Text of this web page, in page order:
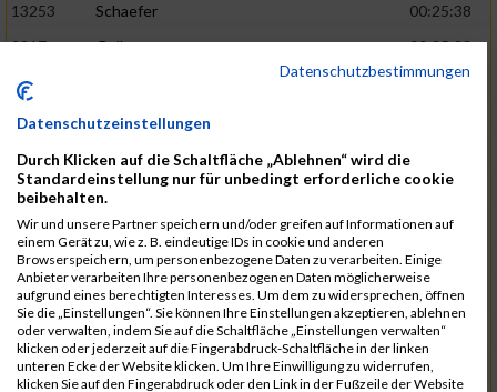
13253
Schaefer
00:25:38
2317
Golbar
00:25:38
5561
00:25:38
12006
Laudien
9273
Nicotra
7717
Lades
00:25:38
15581
Adamczak
00:25:38
3162
Heilig
00:25:39
3107
Schork
00:25:40
5888
Regneri
00:25:41
8971
Bien 00:25:42
Datenschutzbestimmungen
Datenschutzeinstellungen
Durch Klicken auf die Schaltfläche „Ablehnen“ wird die
Standardeinstellung nur für unbedingt erforderliche cookie
beibehalten.
Wir und unsere Partner speichern und/oder greifen auf Informationen auf
einem Gerät zu, wie z. B. eindeutige IDs in cookie und anderen
Browserspeichern, um personenbezogene Daten zu verarbeiten. Einige
Anbieter verarbeiten Ihre personenbezogenen Daten möglicherweise
aufgrund eines berechtigten Interesses. Um dem zu widersprechen, öffnen
Sie die „Einstellungen“. Sie können Ihre Einstellungen akzeptieren, ablehnen
oder verwalten, indem Sie auf die Schaltfläche „Einstellungen verwalten“
klicken oder jederzeit auf die Fingerabdruck-Schaltfläche in der linken
unteren Ecke der Website klicken. Um Ihre Einwilligung zu widerrufen,
klicken Sie auf den Fingerabdruck oder den Link in der Fußzeile der Website